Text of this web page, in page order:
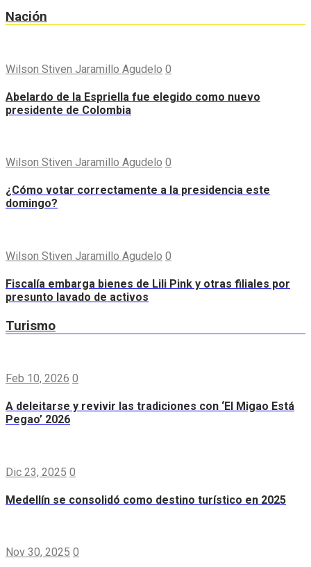
Nación
Wilson Stiven Jaramillo Agudelo 0
Abelardo de la Espriella fue elegido como nuevo
presidente de Colombia
Wilson Stiven Jaramillo Agudelo 0
¿Cómo votar correctamente a la presidencia este
domingo?
Wilson Stiven Jaramillo Agudelo 0
Fiscalía embarga bienes de Lili Pink y otras filiales por
presunto lavado de activos
Turismo
Feb 10, 2026 0
A deleitarse y revivir las tradiciones con ‘El Migao Está
Pegao’ 2026
Dic 23, 2025 0
Medellín se consolidó como destino turístico en 2025
Nov 30, 2025 0